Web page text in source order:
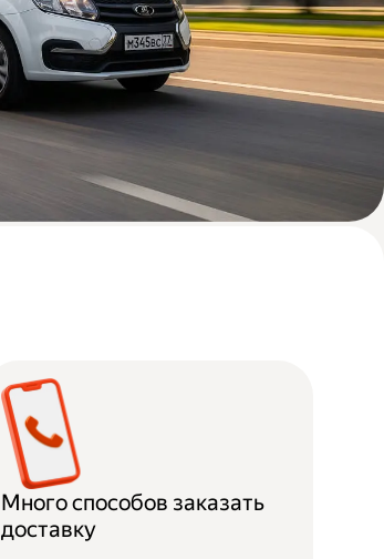
Много способов заказать
доставку